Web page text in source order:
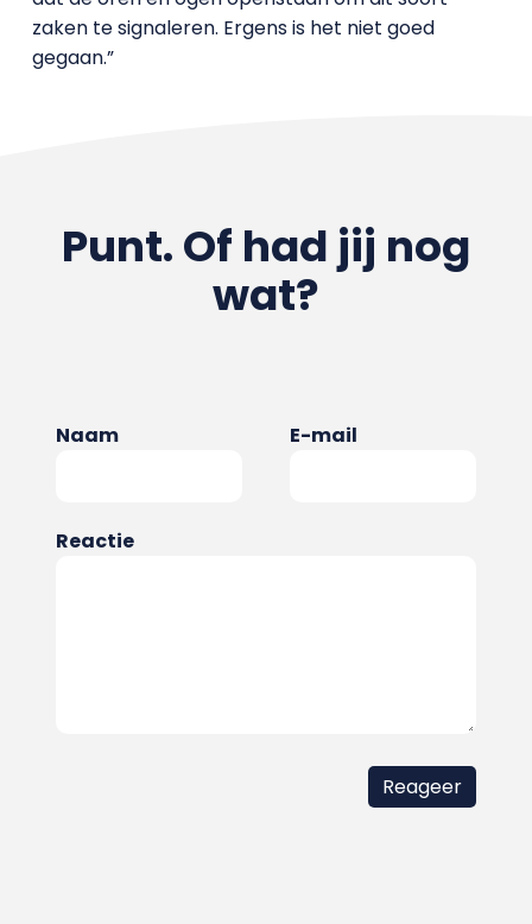
zaken te signaleren. Ergens is het niet goed
gegaan.”
Punt. Of had jij nog
wat?
Naam E-mail
Reactie